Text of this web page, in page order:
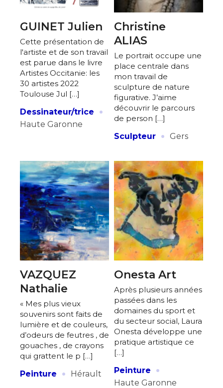
GUINET Julien
Cette présentation de
l'artiste et de son travail
est parue dans le livre
Artistes Occitanie: les
30 artistes 2022
Toulouse Jul […]
Dessinateur/trice
·
Haute Garonne
Christine
ALIAS
Le portrait occupe une
place centrale dans
mon travail de
sculpture de nature
figurative. J’aime
découvrir le parcours
de person […]
Sculpteur · Gers
VAZQUEZ
Nathalie
« Mes plus vieux
souvenirs sont faits de
lumière et de couleurs,
d’odeurs de feutres , de
gouaches , de crayons
qui grattent le p […]
Peinture
· Hérault
Onesta Art
Après plusieurs années
passées dans les
domaines du sport et
du secteur social, Laura
Onesta développe une
pratique artistique ce
[…]
Peinture
·
Haute Garonne